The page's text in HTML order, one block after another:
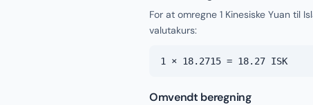
For at omregne 1 Kinesiske Yuan til
valutakurs:
1 × 18.2715 = 18.27 ISK
Omvendt beregning